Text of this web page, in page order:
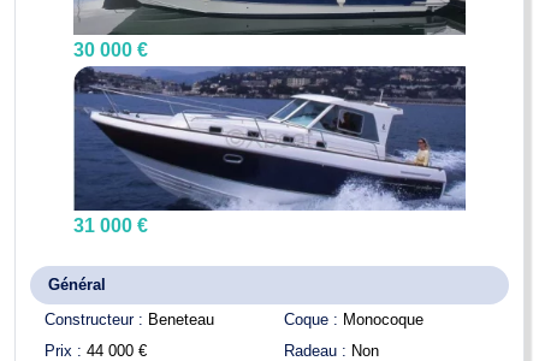
30 000 €
31 000 €
Général
Constructeur : Beneteau
Prix : 44 000 €
Coque : Monocoque
Radeau : Non